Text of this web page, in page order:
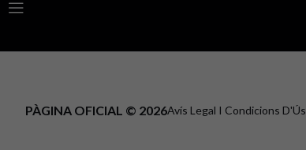
Avís Legal I Condicions D'Ús
PÀGINA OFICIAL © 2026